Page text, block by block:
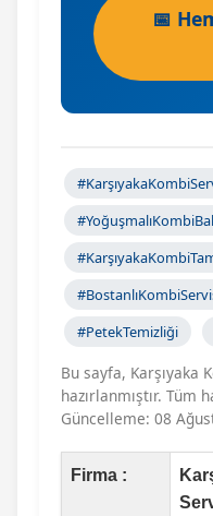
📅
#PetekTemizliği
Bu sayfa, Karşıyaka
hazırlanmıştır. Tüm
Güncelleme: 08
Firma :